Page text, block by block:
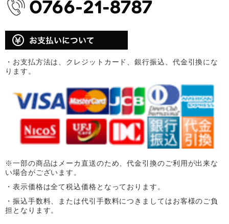
・お支払方法は、クレジットカード、銀行振込、代金引換にな
ります。
※一部の商品はメーカ直送のため、代金引換のご利用が出来な
い場合がございます。
・表示価格は全て税込価格となっております。
・振込手数料、または代引手数料につきましてはお客様のご負
担となります。